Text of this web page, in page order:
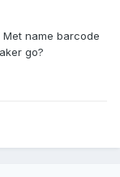
name barcode
go?